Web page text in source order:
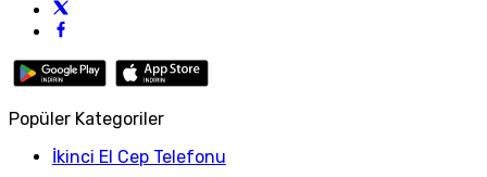
Popüler Kategoriler
İkinci El Cep Telefonu